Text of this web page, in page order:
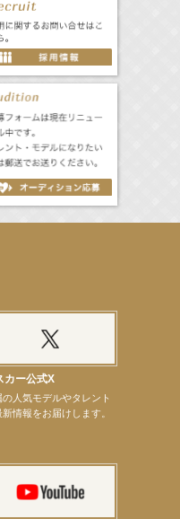
！
定♪
ョー＆宝塚文化芸術センター昆虫展示イ
！
レイO.A.決定
テスト・ショー」に出演決定！
Vol.3」開催決定！
カー公式X
の人気モデルやタレント
新情報をお届けします。